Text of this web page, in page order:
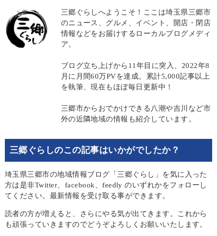
三郷ぐらしへようこそ！ここは埼玉県三郷市
のニュース、グルメ、イベント、開店・閉店
情報などをお届けするローカルブログメディ
ア。
ブログ立ち上げから11年目に突入、2022年8
月に月間60万PVを達成。累計5,000記事以上
を執筆、現在もほぼ毎日更新中！
三郷市からおでかけできる八潮や吉川など市
外の近隣地域の情報も紹介しています。
三郷ぐらしのこの記事はいかがでしたか？
埼玉県三郷市の地域情報ブログ「三郷ぐらし」を気に入った
方は是非Twitter、facebook、feedly のいずれかをフォローし
てください。最新情報を受け取る事ができます。
読者の方が増えると、さらにやる気が出てきます。これから
も頑張っていきますのでどうぞよろしくお願いいたします。